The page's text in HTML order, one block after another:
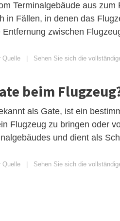
Terminalgebäude aus
in Fällen, in denen das
zwischen
Quelle Sehen Sie sich die
beim
als Gate, ist ein
Flugzeug zu bringen oder
und dient als
Quelle Sehen Sie sich die